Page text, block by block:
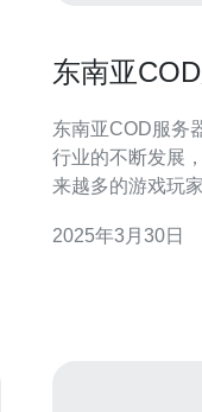
东南亚
东南亚COD服务器
行业的不断发展
来越多的游戏玩
游戏玩家的首选
2025年3月30日